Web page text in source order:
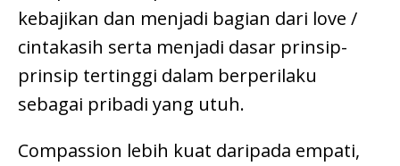
kebajikan dan menjadi bagian dari love /
cintakasih serta menjadi dasar prinsip-
prinsip tertinggi dalam berperilaku
sebagai pribadi yang utuh.
Compassion lebih kuat daripada empati,